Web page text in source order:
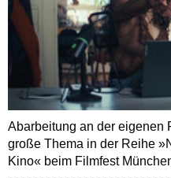
Abarbeitung an der eigenen
große Thema in der Reihe
Kino« beim Filmfest